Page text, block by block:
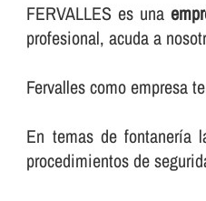
FERVALLES es una
profesional, acuda a
Fervalles como empresa
En temas de fontanerí­a
procedimientos de